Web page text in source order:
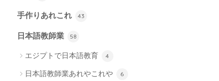
手作りあれこれ 43
日本語教師業 58
エジプトで日本語教育 4
日本語教師業あれやこれや 6